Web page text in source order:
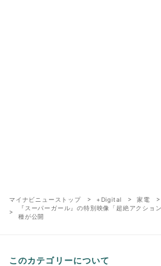
マイナビニューストップ +Digital 家電
『スーパーガール』の特別映像「超絶アクショ
種が公開
このカテゴリーについて